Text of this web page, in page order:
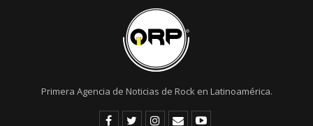
Primera Agencia de Noticias de Rock en Latinoamérica.